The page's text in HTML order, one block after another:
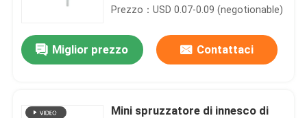
Prezzo：USD 0.07-0.09 (negotionable)
Miglior prezzo Contattaci
Mini spruzzatore di innesco di